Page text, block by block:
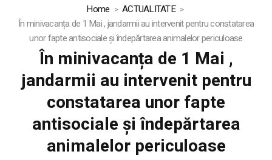
Home
ACTUALITATE
În minivacanța de 1 Mai , jandarmii au intervenit pentru constatarea
unor fapte antisociale și îndepărtarea animalelor periculoase
În minivacanța de 1 Mai ,
jandarmii au intervenit pentru
constatarea unor fapte
antisociale și îndepărtarea
animalelor periculoase